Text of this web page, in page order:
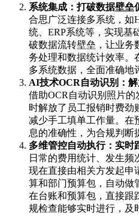
系统集成：打破数据壁垒
合思广泛连接多系统，如
统、ERP系统等，实现基
破数据流转壁垒，让业务
务处理和数据统计效率。
多系统数据，全面准确地
AI技术OCR自动识别：
借助OCR自动识别照片
时解放了员工报销时费劲
减少手工填单工作量。在
息的准确性，为合规判断
多维管控自动执行：实时
日常的费用统计、发生频
现在直接由相关方发起申
算和部门预算包，自动做
在台账和预算包，直接跟
规检查能够实时进行，及